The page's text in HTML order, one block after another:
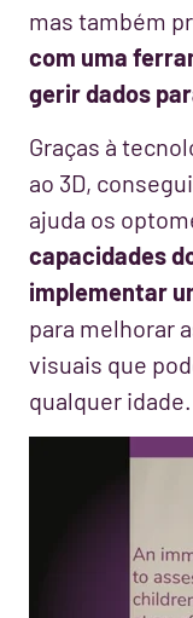
mas também
com uma
gerir dados
Graças à
ao 3D,
ajuda os
capacidades
implementar
para melhorar
visuais que
qualquer idade.